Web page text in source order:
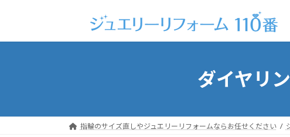
ッ
移
ダイヤリ
指輪のサイズ直しやジュエリーリフォームならお任せください